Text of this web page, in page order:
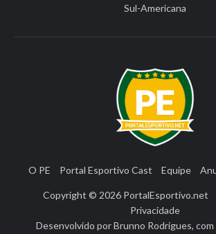
Sul-Americana
O PE Portal Esportivo Cast Equipe
Copyright © 2026 PortalEsportivo.net
Privacidade
Desenvolvido porBrunno Rodrigues,